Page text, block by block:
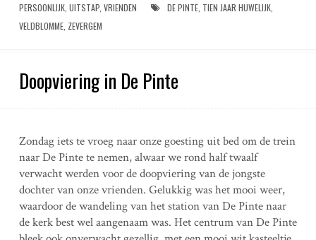
PERSOONLIJK, UITSTAP, VRIENDEN DE PINTE, TIEN JAAR HUWELIJK,
VELDBLOMME, ZEVERGEM
Doopviering in De Pinte
Zondag iets te vroeg naar onze goesting uit bed om de trein
naar De Pinte te nemen, alwaar we rond half twaalf
verwacht werden voor de doopviering van de jongste
dochter van onze vrienden. Gelukkig was het mooi weer,
waardoor de wandeling van het station van De Pinte naar
de kerk best wel aangenaam was. Het centrum van De Pinte